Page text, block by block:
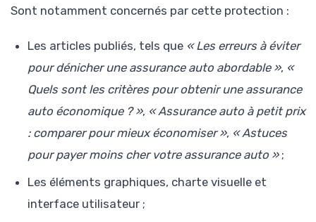
Sont notamment concernés par cette protection :
Les articles publiés, tels que « Les erreurs à éviter
pour dénicher une assurance auto abordable », «
Quels sont les critères pour obtenir une assurance
auto économique ? », « Assurance auto à petit prix
: comparer pour mieux économiser », « Astuces
pour payer moins cher votre assurance auto »;
Les éléments graphiques, charte visuelle et
interface utilisateur ;